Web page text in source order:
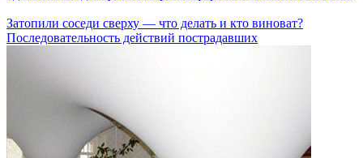
Затопили соседи сверху — что делать и кто виноват?
Последовательность действий пострадавших